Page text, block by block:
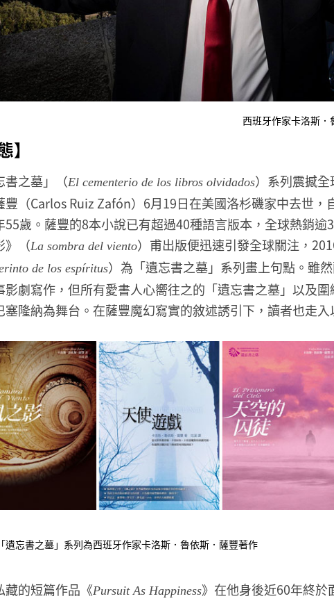
西班牙作家卡洛斯．
】
書之墓」（El cementerio de los libros olvidados）系列震撼
豐（Carlos Ruiz Zafón）6月19日在美國洛杉磯家中去世，
55歲。薩豐的8本小說已有超過40種語言版本，全球熱銷逾
》（La sombra del viento）甫出版便迅速引發全球關注，
de los espíritus）為「遺忘書之墓」系列畫上句點。雖
影劇寫作，但所有愛書人心嚮往之的「遺忘書之墓」以及
塞隆納為舞台。在薩豐魔幻寫實的敘述誘引下，讀者也走
遺忘書之墓」系列為西班牙作家卡洛斯．魯依斯．薩豐著作
藏的短篇作品《Pursuit As Happiness》在他身後近60年終於